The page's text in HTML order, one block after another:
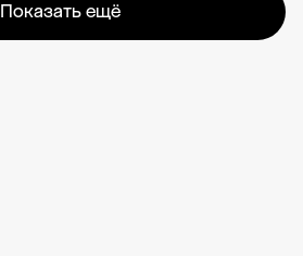
Показать ещё